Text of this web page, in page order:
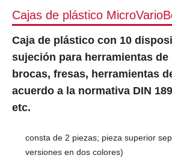
Cajas de plástico
Caja de plástico con 10
sujeción para herramientas
brocas, fresas, herramientas
acuerdo a la normativa DIN
etc.
consta de 2 piezas; pieza superior
versiones en dos colores)